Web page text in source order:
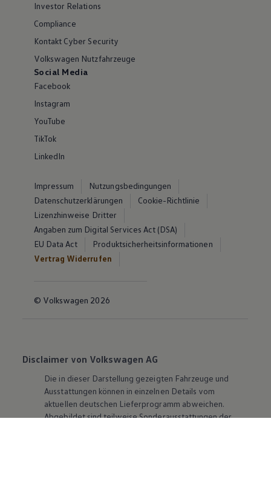
Investor Relations
Compliance
Kontakt Cyber Security
Volkswagen Nutzfahrzeuge
Social Media
Facebook
Instagram
YouTube
TikTok
LinkedIn
Impressum
Nutzungsbedingungen
Datenschutzerklärungen
Cookie-Richtlinie
Lizenzhinweise Dritter
Angaben zum Digital Services Act (DSA)
EU Data Act
Produktsicherheitsinformationen
Vertrag Widerrufen
© Volkswagen 2026
Disclaimer von Volkswagen AG
Die in dieser Darstellung gezeigten Fahrzeuge und
Ausstattungen können in einzelnen Details vom
aktuellen deutschen Lieferprogramm abweichen.
Abgebildet sind teilweise Sonderausstattungen der